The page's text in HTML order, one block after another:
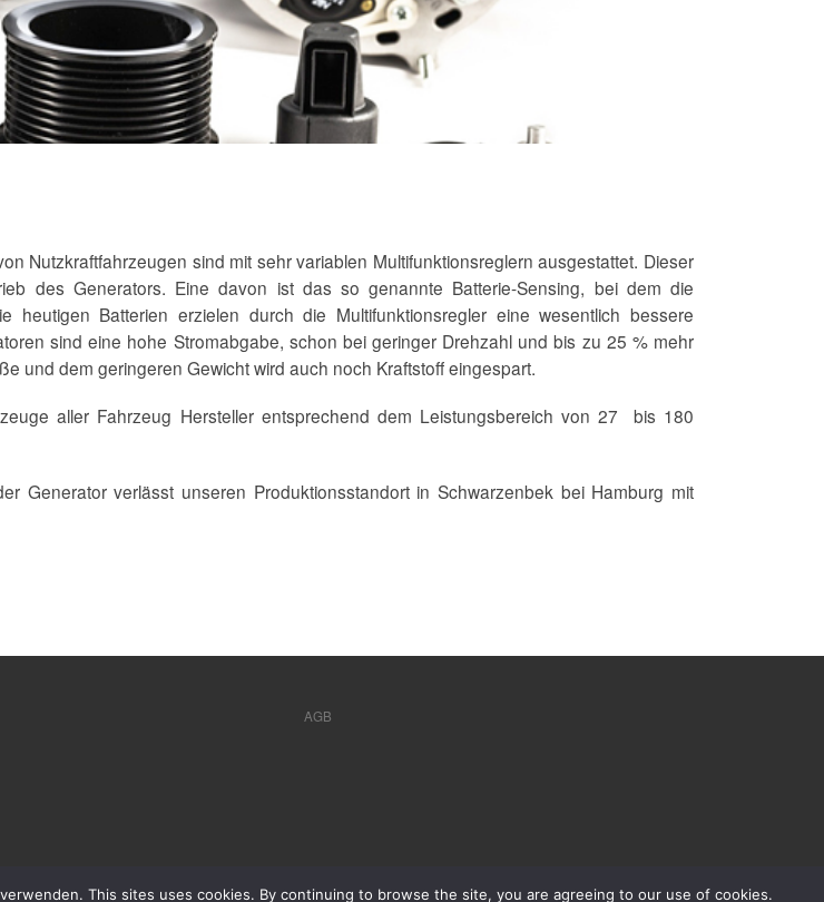
Nutzkraftfahrzeugen sind mit sehr variablen Multifunktionsreglern ausgestattet. Dieser
des Generators. Eine davon ist das so genannte Batterie-Sensing, bei dem die
heutigen Batterien erzielen durch die Multifunktionsregler eine wesentlich bessere
sind eine hohe Stromabgabe, schon bei geringer Drehzahl und bis zu 25 % mehr
und dem geringeren Gewicht wird auch noch Kraftstoff eingespart.
aller Fahrzeug Hersteller entsprechend dem Leistungsbereich von 27 bis 180
Generator verlässt unseren Produktionsstandort in Schwarzenbek bei Hamburg mit
AGB
This sites uses cookies. By continuing to browse the site, you are agreeing to our use of cookies.